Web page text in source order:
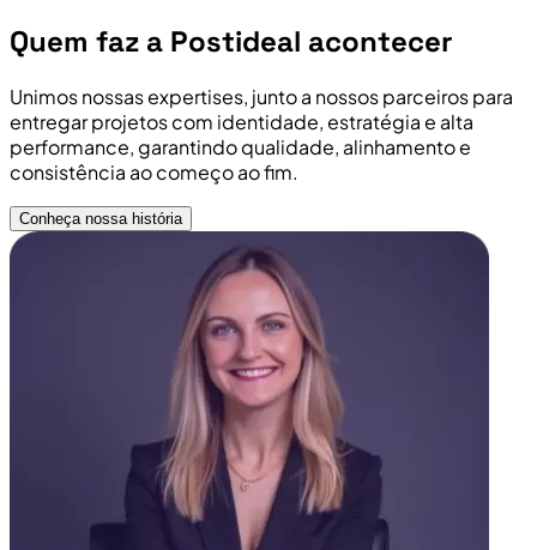
Quem faz a Postideal acontecer
Unimos nossas expertises, junto a nossos parceiros para
entregar projetos com identidade, estratégia e alta
performance, garantindo qualidade, alinhamento e
consistência ao começo ao fim.
Conheça nossa história